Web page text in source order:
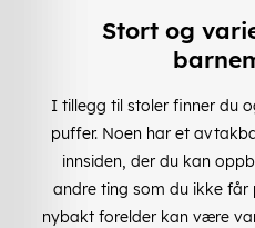
Stort og
I tillegg til stoler finner du
puffer. Noen har et
innsiden, der du kan
andre ting som du ikke får
nybakt forelder kan være